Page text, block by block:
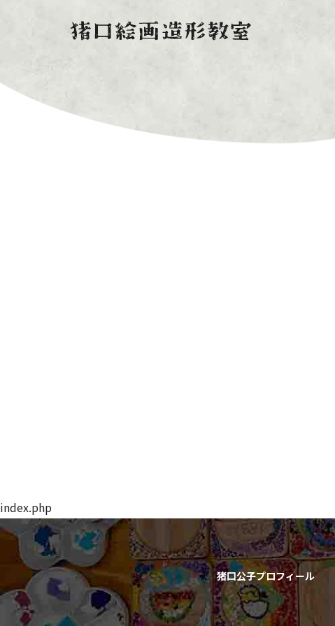
index.php
猪口公子プロフィール